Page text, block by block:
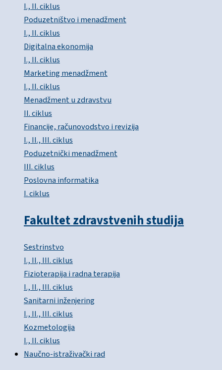
I., II. ciklus
Poduzetništvo i menadžment
I., II. ciklus
Digitalna ekonomija
I., II. ciklus
Marketing menadžment
I., II. ciklus
Menadžment u zdravstvu
II. ciklus
Financije, računovodstvo i revizija
I., II., III. ciklus
Poduzetnički menadžment
III. ciklus
Poslovna informatika
I. ciklus
Fakultet zdravstvenih studija
Sestrinstvo
I., II., III. ciklus
Fizioterapija i radna terapija
I., II., III. ciklus
Sanitarni inženjering
I., II., III. ciklus
Kozmetologija
I., II. ciklus
Naučno-istraživački rad